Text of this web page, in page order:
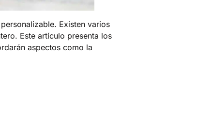
Existen varios
Este artículo presenta los
aspectos como la